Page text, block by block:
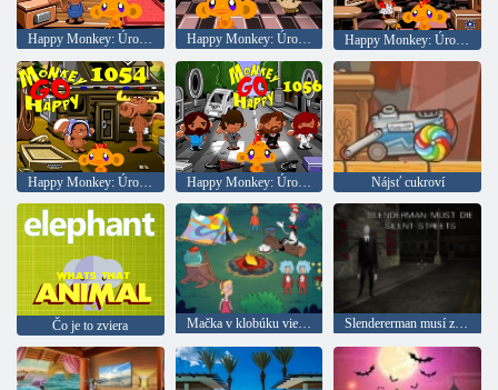
Happy Monkey: Úroveň 1048 Happy Monkey: Úroveň 1050 Happy Monkey: Úroveň 1050
Happy Monkey: Úroveň 1054 Happy Monkey: Úroveň 1056 Nájsť cukroví
Čo je to zviera Mačka v klobúku vie veľa o tom! camp Time Slendererman musí zomrieť: pokojné ulice